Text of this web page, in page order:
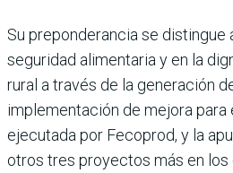
Su preponderancia se distingue
seguridad alimentaria y en la
rural a través de la generación
implementación de mejora
ejecutada por Fecoprod, y la
otros tres proyectos más en los